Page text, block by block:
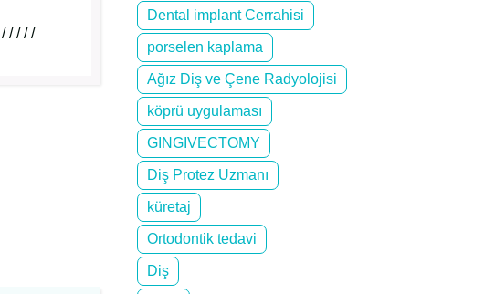
/ / / /
Dental implant Cerrahisi
porselen kaplama
Ağız Diş ve Çene Radyolojisi
köprü uygulaması
GINGIVECTOMY
Diş Protez Uzmanı
küretaj
Ortodontik tedavi
Diş